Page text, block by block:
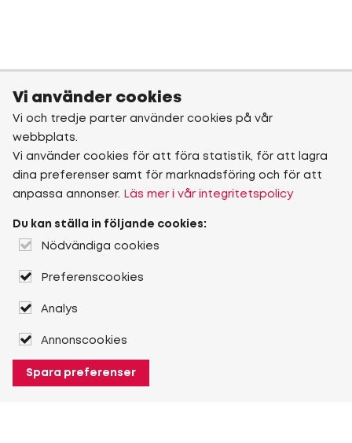
Vi använder cookies
Vi och tredje parter använder cookies på vår
webbplats.
Vi använder cookies för att föra statistik, för att lagra
dina preferenser samt för marknadsföring och för att
anpassa annonser.
Läs mer i vår integritetspolicy
Du kan ställa in följande cookies:
Nödvändiga cookies
Preferenscookies
Analys
Annonscookies
Spara preferenser